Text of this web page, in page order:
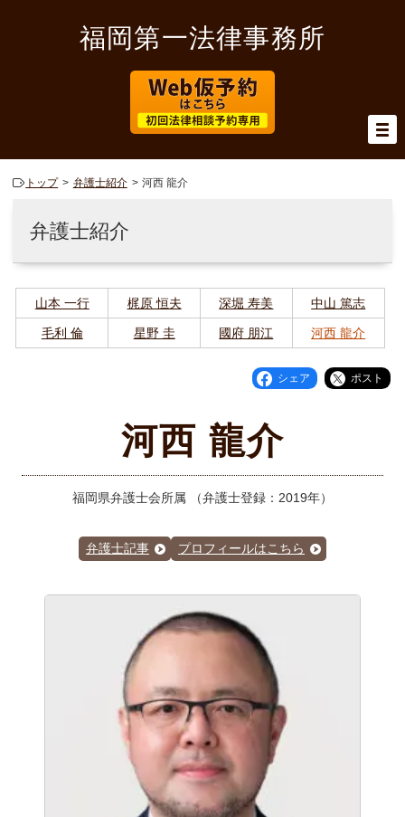
福岡第一法律事務所
トップ 弁護士紹介 河西 龍介
弁護士紹介
山本 一行 梶原 恒夫 深堀 寿美 中山 篤志
毛利 倫 星野 圭 國府 朋江 河西 龍介
シェア ポスト
河西 龍介
福岡県弁護士会所属 （弁護士登録：2019年）
弁護士記事 プロフィールはこちら